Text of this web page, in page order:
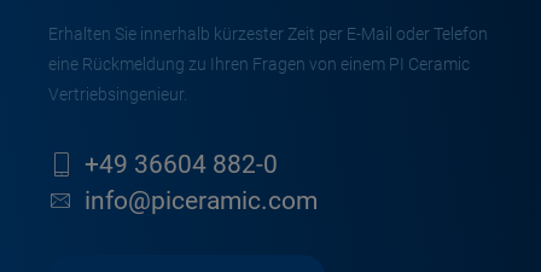
Erhalten Sie innerhalb kürzester Zeit per E-Mail oder Telefon
eine Rückmeldung zu Ihren Fragen von einem PI Ceramic
Vertriebsingenieur.
+49 36604 882-0
info@piceramic.com